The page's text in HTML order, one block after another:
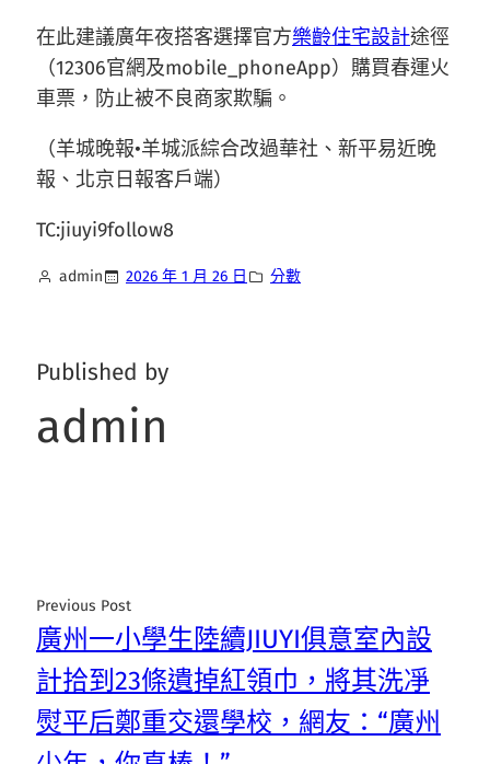
在此建議廣年夜搭客選擇官方樂齡住宅設計途徑
（12306官網及mobile_phoneApp）購買春運火
車票，防止被不良商家欺騙。
（羊城晚報•羊城派綜合改過華社、新平易近晚
報、北京日報客戶端）
TC:jiuyi9follow8
admin 2026 年 1 月 26 日 分數
Published by
admin
Previous Post
廣州一小學生陸續JIUYI俱意室內設
計拾到23條遺掉紅領巾，將其洗凈
熨平后鄭重交還學校，網友：“廣州